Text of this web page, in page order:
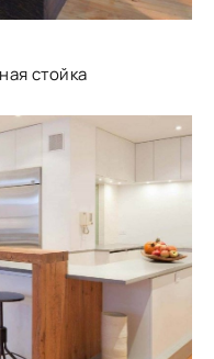
стойка